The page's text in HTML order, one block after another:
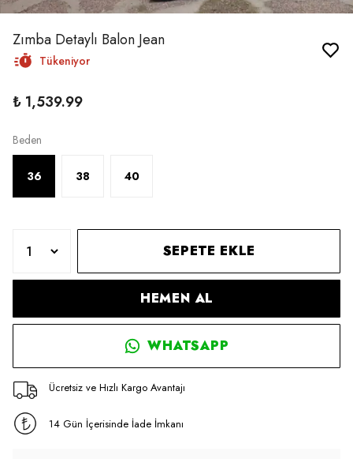
Zımba Detaylı Balon Jean
Tükeniyor
₺ 1,539.99
Beden
36 38 40
SEPETE EKLE
HEMEN AL
WHATSAPP
Ücretsiz ve Hızlı Kargo Avantajı
14 Gün İçerisinde İade İmkanı